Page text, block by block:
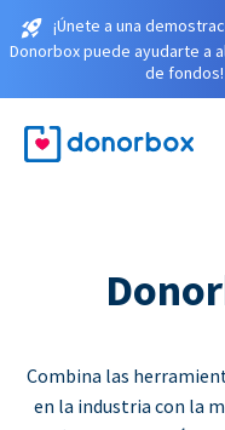
¡Únete a una
Donorbox puede ayudarte a
de fondos!
Combina las
en la industria con la